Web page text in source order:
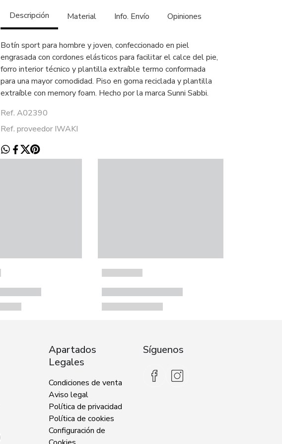
Descripción Material Info. Envío Opiniones
Botín sport para hombre y joven, confeccionado en piel
engrasada con cordones elásticos para facilitar el calce del pie,
forro interior técnico y plantilla extraíble termo conformada
para una mayor comodidad. Piso en goma reciclada y plantilla
extraíble con memory foam. Hecho por la marca Sunni Sabbi.
Ref. A02390
Ref. proveedor IWAKI
Apartados
Legales
Condiciones de venta
Aviso legal
Política de privacidad
Política de cookies
Configuración de
Síguenos